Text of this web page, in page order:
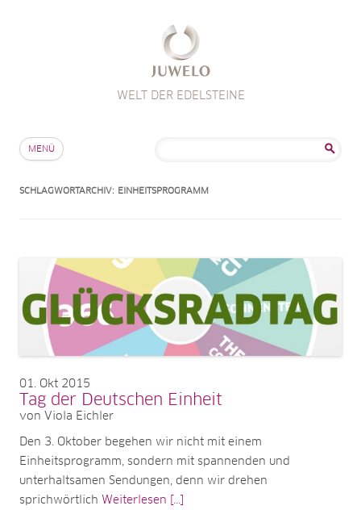
WELT DER EDELSTEINE
MENÜ
SCHLAGWORTARCHIV: EINHEITSPROGRAMM
01 Okt 2015
Tag der Deutschen Einheit
von Viola Eichler
Den 3. Oktober begehen wir nicht mit einem
Einheitsprogramm, sondern mit spannenden und
unterhaltsamen Sendungen, denn wir drehen
sprichwörtlich Weiterlesen [...]